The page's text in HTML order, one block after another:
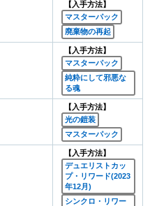
【入手方法】
マスターパック
廃棄物の再起
【入手方法】
マスターパック
純粋にして邪悪な
る魂
【入手方法】
光の鎧装
マスターパック
【入手方法】
デュエリストカッ
プ・リワード(2023
年12月)
シンクロ・リワー